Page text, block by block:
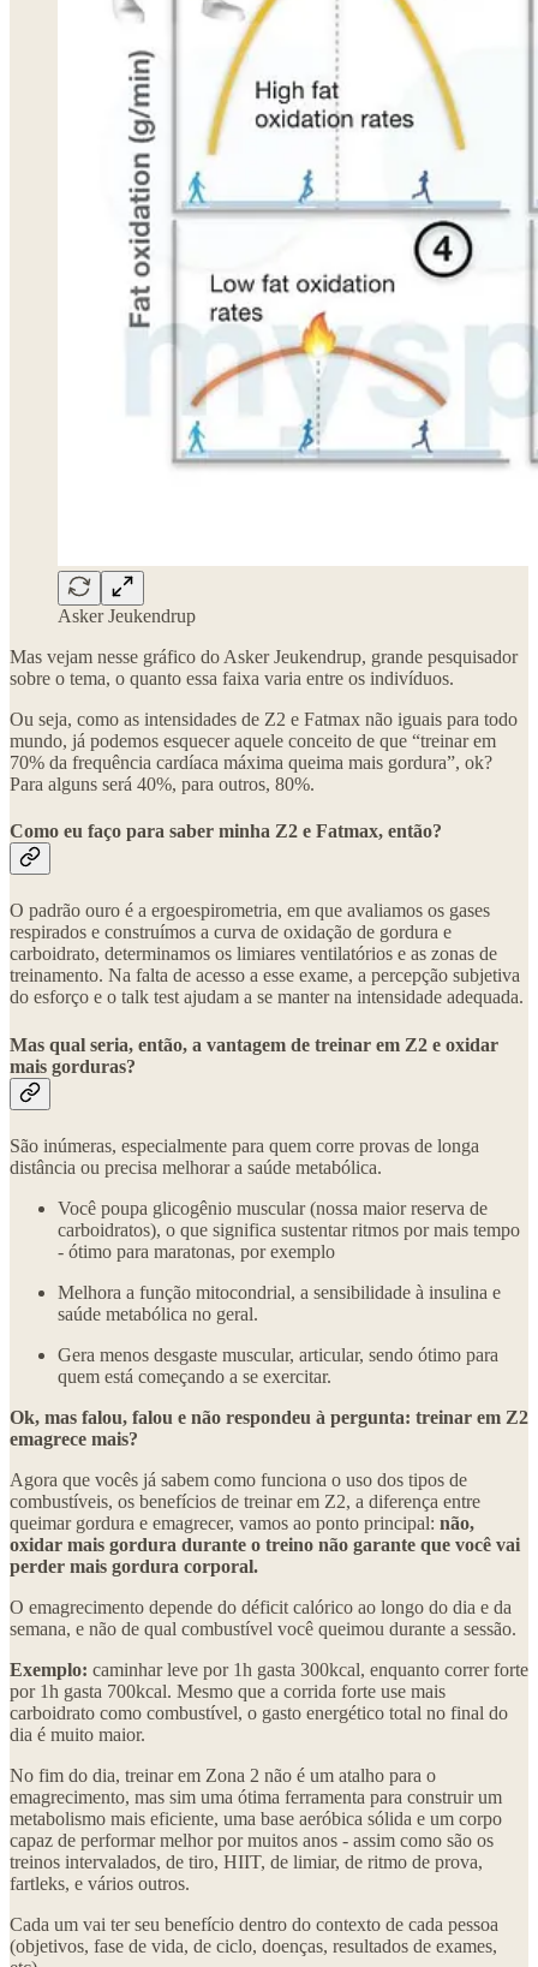
Asker Jeukendrup
Mas vejam nesse gráfico do Asker Jeukendrup, grande pesquisador
sobre o tema, o quanto essa faixa varia entre os indivíduos.
Ou seja, como as intensidades de Z2 e Fatmax não iguais para todo
mundo, já podemos esquecer aquele conceito de que “treinar em
70% da frequência cardíaca máxima queima mais gordura”, ok?
Para alguns será 40%, para outros, 80%.
Como eu faço para saber minha Z2 e Fatmax, então?
O padrão ouro é a ergoespirometria, em que avaliamos os gases
respirados e construímos a curva de oxidação de gordura e
carboidrato, determinamos os limiares ventilatórios e as zonas de
treinamento. Na falta de acesso a esse exame, a percepção subjetiva
do esforço e o talk test ajudam a se manter na intensidade adequada.
Mas qual seria, então, a vantagem de treinar em Z2 e oxidar
mais gorduras?
São inúmeras, especialmente para quem corre provas de longa
distância ou precisa melhorar a saúde metabólica.
Você poupa glicogênio muscular (nossa maior reserva de
carboidratos), o que significa sustentar ritmos por mais tempo
- ótimo para maratonas, por exemplo
⁠Melhora a função mitocondrial, a sensibilidade à insulina e
saúde metabólica no geral.
⁠Gera menos desgaste muscular, articular, sendo ótimo para
quem está começando a se exercitar.
Ok, mas falou, falou e não respondeu à pergunta: treinar em Z2
emagrece mais?
Agora que vocês já sabem como funciona o uso dos tipos de
combustíveis, os benefícios de treinar em Z2, a diferença entre
queimar gordura e emagrecer, vamos ao ponto principal: não,
oxidar mais gordura durante o treino não garante que você vai
perder mais gordura corporal.
O emagrecimento depende do déficit calórico ao longo do dia e da
semana, e não de qual combustível você queimou durante a sessão.
Exemplo: caminhar leve por 1h gasta 300kcal, enquanto correr forte
por 1h gasta 700kcal. Mesmo que a corrida forte use mais
carboidrato como combustível, o gasto energético total no final do
dia é muito maior.
No fim do dia, treinar em Zona 2 não é um atalho para o
emagrecimento, mas sim uma ótima ferramenta para construir um
metabolismo mais eficiente, uma base aeróbica sólida e um corpo
capaz de performar melhor por muitos anos - assim como são os
treinos intervalados, de tiro, HIIT, de limiar, de ritmo de prova,
fartleks, e vários outros.
Cada um vai ter seu benefício dentro do contexto de cada pessoa
(objetivos, fase de vida, de ciclo, doenças, resultados de exames,